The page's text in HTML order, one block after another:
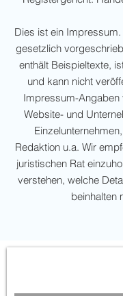
Dies ist ein
gesetzlich
enthält Beispieltexte,
und kann nicht
Impressum-Angaben
Website- und
Redaktion u.a. Wir
juristischen Rat
verstehen, welche
beinhalten